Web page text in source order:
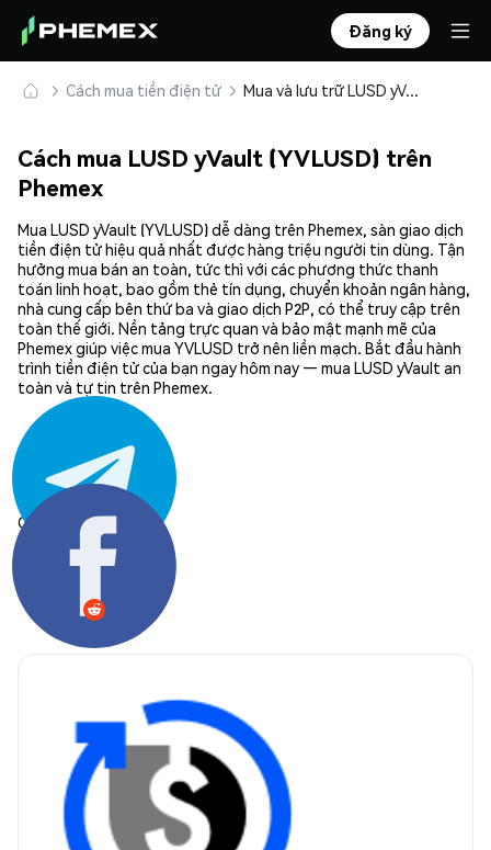
Đăng ký
Cách mua tiền điện tử Mua và lưu trữ LUSD yVault (YVLUSD) an toàn
Cách mua LUSD yVault (YVLUSD) trên
Phemex
Mua LUSD yVault (YVLUSD) dễ dàng trên Phemex, sàn giao dịch
tiền điện tử hiệu quả nhất được hàng triệu người tin dùng. Tận
hưởng mua bán an toàn, tức thì với các phương thức thanh
toán linh hoạt, bao gồm thẻ tín dụng, chuyển khoản ngân hàng,
nhà cung cấp bên thứ ba và giao dịch P2P, có thể truy cập trên
toàn thế giới. Nền tảng trực quan và bảo mật mạnh mẽ của
Phemex giúp việc mua YVLUSD trở nên liền mạch. Bắt đầu hành
trình tiền điện tử của bạn ngay hôm nay — mua LUSD yVault an
toàn và tự tin trên Phemex.
Chia sẻ: